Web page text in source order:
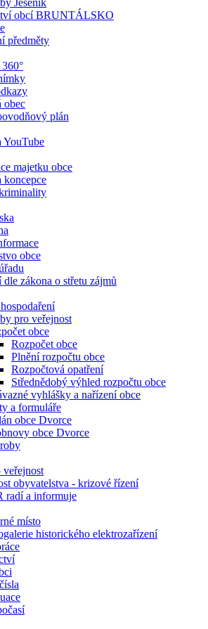
Jeseník
obcí BRUNTÁLSKO
předměty
obec
plán
YouTube
majetku obce
koncepce
obce
dle zákona o střetu zájmů
pro veřejnost
obce
Rozpočet obce
Plnění rozpočtu obce
Rozpočtová opatření
Střednědobý výhled rozpočtu obce
vyhlášky a nařízení obce
a formuláře
obce Dvorce
obce Dvorce
veřejnost
obyvatelstva - krizové řízení
radí a informuje
místo
historického elektrozařízení